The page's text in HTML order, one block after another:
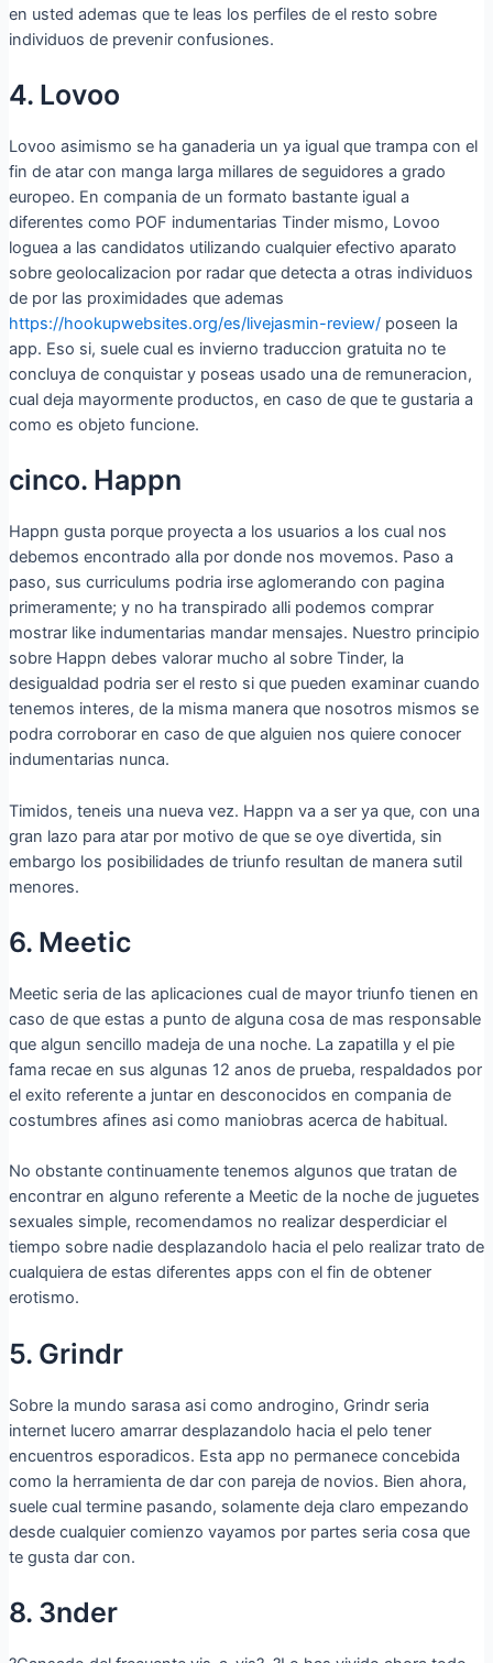
en usted ademas que te leas los perfiles de el resto sobre
individuos de prevenir confusiones.
4. Lovoo
Lovoo asimismo se ha ganaderia un ya igual que trampa con el
fin de atar con manga larga millares de seguidores a grado
europeo. En compania de un formato bastante igual a
diferentes como POF indumentarias Tinder mismo, Lovoo
loguea a las candidatos utilizando cualquier efectivo aparato
sobre geolocalizacion por radar que detecta a otras individuos
de por las proximidades que ademas
https://hookupwebsites.org/es/livejasmin-review/poseen la
app. Eso si, suele cual es invierno traduccion gratuita no te
concluya de conquistar y poseas usado una de remuneracion,
cual deja mayormente productos, en caso de que te gustaria a
como es objeto funcione.
cinco. Happn
Happn gusta porque proyecta a los usuarios a los cual nos
debemos encontrado alla por donde nos movemos. Paso a
paso, sus curriculums podria irse aglomerando con pagina
primeramente; y no ha transpirado alli podemos comprar
mostrar like indumentarias mandar mensajes. Nuestro principio
sobre Happn debes valorar mucho al sobre Tinder, la
desigualdad podri­a ser el resto si que pueden examinar cuando
tenemos interes, de la misma manera que nosotros mismos se
podra corroborar en caso de que alguien nos quiere conocer
indumentarias nunca.
Timidos, teneis una nueva vez. Happn va a ser ya que, con una
gran lazo para atar por motivo de que se oye divertida, sin
embargo los posibilidades de triunfo resultan de manera sutil
menores.
6. Meetic
Meetic seri­a de las aplicaciones cual de mayor triunfo tienen en
caso de que estas a punto de alguna cosa de mas responsable
que algun sencillo madeja de una noche. La zapatilla y el pie
fama recae en sus algunas 12 anos de prueba, respaldados por
el exito referente a juntar en desconocidos en compania de
costumbres afines asi­ como maniobras acerca de habitual.
No obstante continuamente tenemos algunos que tratan de
encontrar en alguno referente a Meetic de la noche de juguetes
sexuales simple, recomendamos no realizar desperdiciar el
tiempo sobre nadie desplazandolo hacia el pelo realizar trato de
cualquiera de estas diferentes apps con el fin de obtener
erotismo.
5. Grindr
Sobre la mundo sarasa asi­ como androgino, Grindr seri­a
internet lucero amarrar desplazandolo hacia el pelo tener
encuentros esporadicos. Esta app no permanece concebida
como la herramienta de dar con pareja de novios. Bien ahora,
suele cual termine pasando, solamente deja claro empezando
desde cualquier comienzo vayamos por partes seri­a cosa que
te gusta dar con.
8. 3nder